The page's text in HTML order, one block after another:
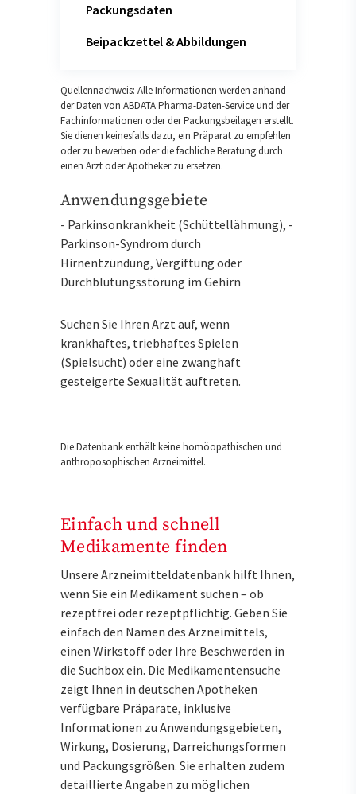
Packungsdaten
Beipackzettel & Abbildungen
Quellennachweis: Alle Informationen werden anhand
der Daten von ABDATA Pharma-Daten-Service und der
Fachinformationen oder der Packungsbeilagen erstellt.
Sie dienen keinesfalls dazu, ein Präparat zu empfehlen
oder zu bewerben oder die fachliche Beratung durch
einen Arzt oder Apotheker zu ersetzen.
Anwendungsgebiete
- Parkinsonkrankheit (Schüttellähmung), -
Parkinson-Syndrom durch
Hirnentzündung, Vergiftung oder
Durchblutungsstörung im Gehirn
Suchen Sie Ihren Arzt auf, wenn
krankhaftes, triebhaftes Spielen
(Spielsucht) oder eine zwanghaft
gesteigerte Sexualität auftreten.
Die Datenbank enthält keine homöopathischen und
anthroposophischen Arzneimittel.
Einfach und schnell
Medikamente finden
Unsere Arzneimitteldatenbank hilft Ihnen,
wenn Sie ein Medikament suchen – ob
rezeptfrei oder rezeptpflichtig. Geben Sie
einfach den Namen des Arzneimittels,
einen Wirkstoff oder Ihre Beschwerden in
die Suchbox ein. Die Medikamentensuche
zeigt Ihnen in deutschen Apotheken
verfügbare Präparate, inklusive
Informationen zu Anwendungsgebieten,
Wirkung, Dosierung, Darreichungsformen
und Packungsgrößen. Sie erhalten zudem
detaillierte Angaben zu möglichen